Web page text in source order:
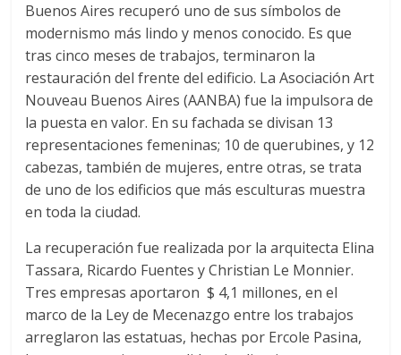
Buenos Aires recuperó uno de sus símbolos de
modernismo más lindo y menos conocido. Es que
tras cinco meses de trabajos, terminaron la
restauración del frente del edificio. La Asociación Art
Nouveau Buenos Aires (AANBA) fue la impulsora de
la puesta en valor. En su fachada se divisan 13
representaciones femeninas; 10 de querubines, y 12
cabezas, también de mujeres, entre otras, se trata
de uno de los edificios que más esculturas muestra
en toda la ciudad.
La recuperación fue realizada por la arquitecta Elina
Tassara, Ricardo Fuentes y Christian Le Monnier.
Tres empresas aportaron $ 4,1 millones, en el
marco de la Ley de Mecenazgo entre los trabajos
arreglaron las estatuas, hechas por Ercole Pasina,